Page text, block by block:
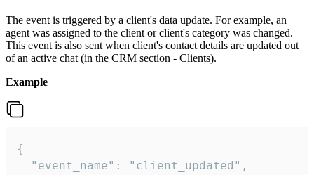
The event is triggered by a client's data update. For example, an
agent was assigned to the client or client's category was changed.
This event is also sent when client's contact details are updated out
of an active chat (in the CRM section - Clients).
Example
{
  "event_name": "client_updated",